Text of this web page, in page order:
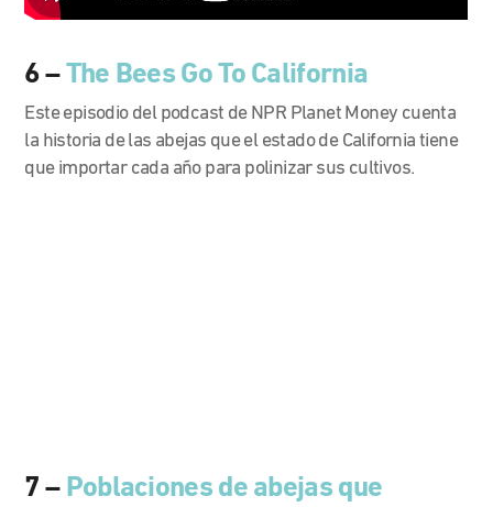
6 –The Bees Go To California
Este episodio del podcast de NPR Planet Money cuenta
la historia de las abejas que el estado de California tiene
que importar cada año para polinizar sus cultivos.
7 – Poblaciones de abejas que